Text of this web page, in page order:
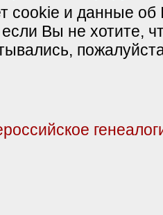
cookie и данные об
Вы не хотите,